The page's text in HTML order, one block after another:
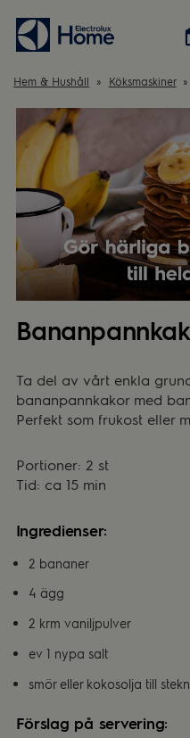
Våra kök
Inspiration
Övrigt
Förvaring
Välja
Övrigt
Vitvaror
Tvätt & Tork
Dammsugare
Hem & Hushåll
Övrigt
Hem & Hushåll Köksmaskiner
Ta del av vårt enkla
bananpannkakor med
Perfekt som frukost eller
Portioner: 2 st
Tid: ca 15 min
Ingredienser:
2 bananer
4 ägg
2 krm vaniljpulver
ev 1 nypa salt
smör eller kokosolja till
Förslag på servering: